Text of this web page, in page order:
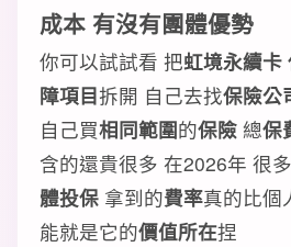
成本 有沒有團體優勢
你可以試試看 把虹境永續卡
障項目拆開 自己去找保險公
自己買相同範圍的保險 總保
含的還貴很多 在2026年 很
體投保 拿到的費率真的比個
能就是它的價值所在捏